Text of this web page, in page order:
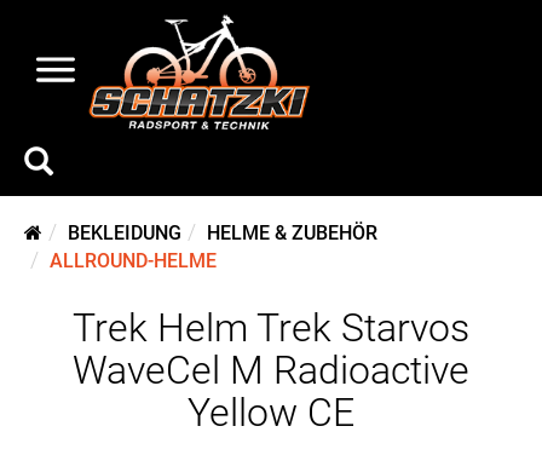
BEKLEIDUNG
HELME & ZUBEHÖR
ALLROUND-HELME
Trek Helm Trek Starvos
WaveCel M Radioactive
Yellow CE